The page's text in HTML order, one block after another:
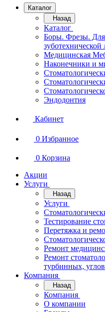
Каталог
Назад
Каталог
Боры. Фрезы. Для
зуботехнической
Медицинская
Наконечники и
Эндодонтия
Кабинет
0 Избранное
0 Корзина
Акции
Услуги
Назад
Услуги
Тестирование
Перетяжка и
Ремонт
Ремонт
турбинных,
Компания
Назад
Компания
О компании